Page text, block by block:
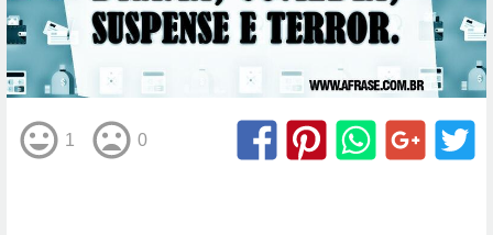
1 0